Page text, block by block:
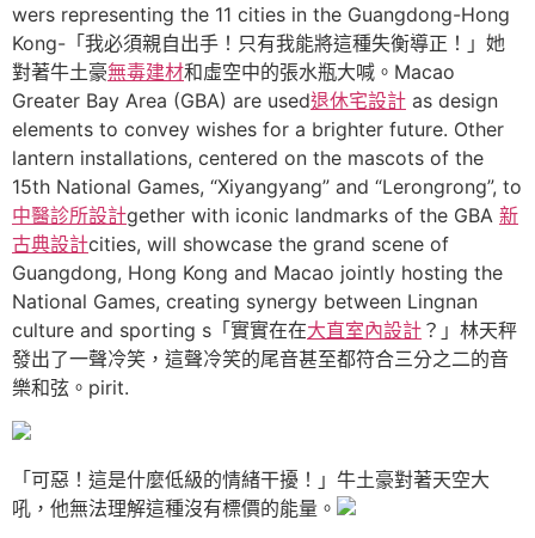
wers representing the 11 cities in the Guangdong-Hong
Kong-「我必須親自出手！只有我能將這種失衡導正！」她
對著牛土豪無毒建材和虛空中的張水瓶大喊。Macao
Greater Bay Area (GBA) are used退休宅設計 as design
elements to convey wishes for a brighter future. Other
lantern installations, centered on the mascots of the
15th National Games, “Xiyangyang” and “Lerongrong”, to
中醫診所設計gether with iconic landmarks of the GBA 新
古典設計cities, will showcase the grand scene of
Guangdong, Hong Kong and Macao jointly hosting the
National Games, creating synergy between Lingnan
culture and sporting s「實實在在大直室內設計 ？」林天秤
發出了一聲冷笑，這聲冷笑的尾音甚至都符合三分之二的音
樂和弦。pirit.
「可惡！這是什麼低級的情緒干擾！」牛土豪對著天空大
吼，他無法理解這種沒有標價的能量。